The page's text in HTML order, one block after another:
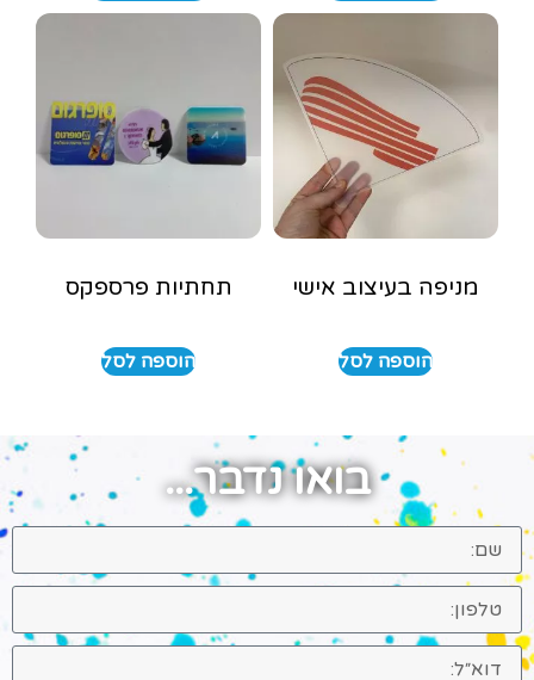
מניפה בעיצוב אישי
הוספה לסל
תחתיות פרספקס
הוספה לסל
בואו נדבר...